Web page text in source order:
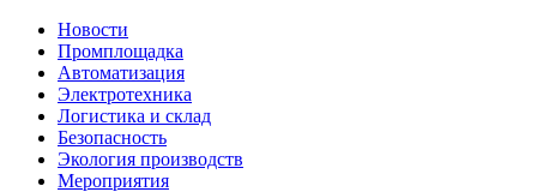
Новости
Промплощадка
Автоматизация
Электротехника
Логистика и склад
Безопасность
Экология производств
Мероприятия